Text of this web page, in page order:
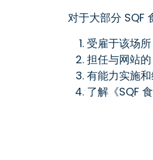
对于大部分 SQF
受雇于该场所
担任与网站
有能力实施
了解《SQF